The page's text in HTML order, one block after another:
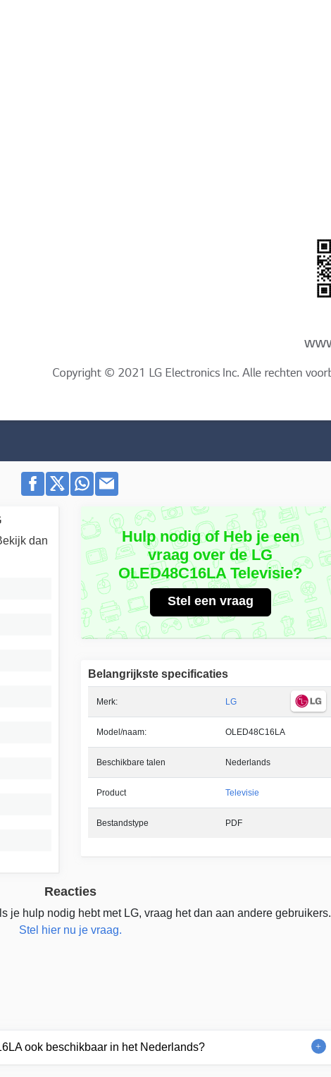
Hulp nodig of Heb je een
vraag over de LG
OLED48C16LA Televisie?
Stel een vraag
Belangrijkste specificaties
Merk: LG
Model/naam: OLED48C16LA
Beschikbare talen Nederlands
Product Televisie
Bestandstype PDF
dan
Reacties
je hulp nodig hebt met LG, vraag het dan aan andere gebruikers.
Stel hier nu je vraag.
ook beschikbaar in het Nederlands?